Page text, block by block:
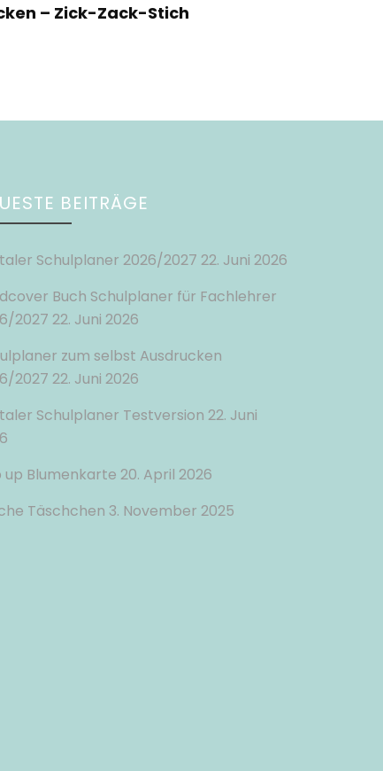
– Zick-Zack-Stich
BEITRÄGE
Schulplaner 2026/2027 22. Juni 2026
Buch Schulplaner für Fachlehrer
2027 22. Juni 2026
zum selbst Ausdrucken
2027 22. Juni 2026
Schulplaner Testversion 22. Juni
up Blumenkarte 20. April 2026
Täschchen 3. November 2025